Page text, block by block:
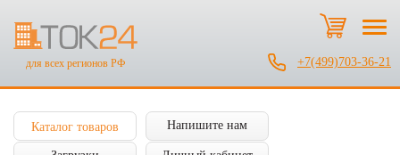
для всех регионов РФ +7(499)703-36-21
Каталог товаров Напишите нам